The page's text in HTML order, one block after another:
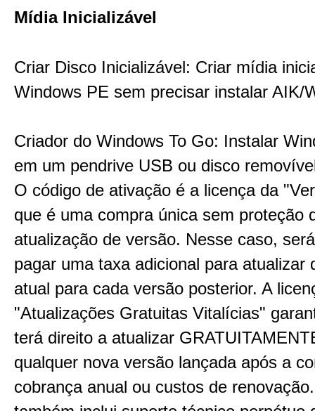
Mídia Inicializável
Criar Disco Inicializável: Criar mídia
Windows PE sem precisar instalar AIK/
Criador do Windows To Go: Instalar
em um pendrive USB ou disco
O código de ativação é a licença da
que é uma compra única sem proteção
atualização de versão. Nesse caso,
pagar uma taxa adicional para atualizar
atual para cada versão posterior. A
"Atualizações Gratuitas Vitalícias"
terá direito a atualizar
qualquer nova versão lançada após a
cobrança anual ou custos de